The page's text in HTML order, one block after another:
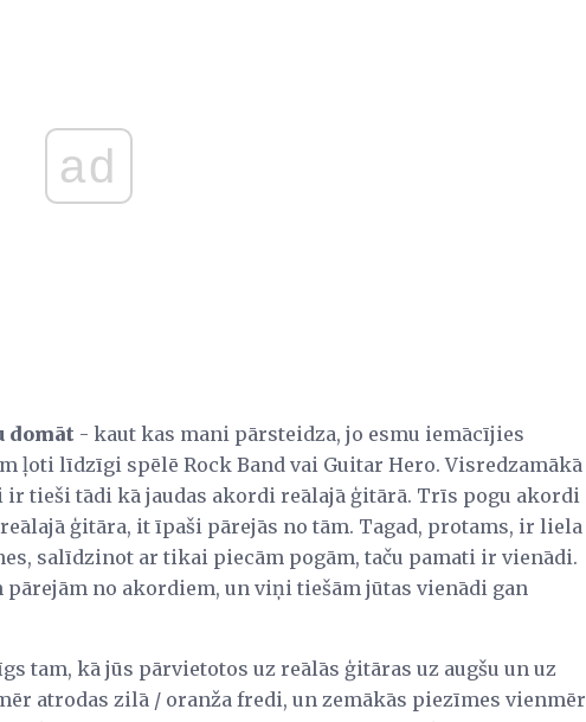
ad
domāt - kaut kas mani pārsteidza, jo esmu iemācījies
ļoti līdzīgi spēlē Rock Band vai Guitar Hero. Visredzamākā
tieši tādi kā jaudas akordi reālajā ģitārā. Trīs pogu akordi
ģitāra, it īpaši pārejās no tām. Tagad, protams, ir liela
salīdzinot ar tikai piecām pogām, taču pamati ir vienādi.
no akordiem, un viņi tiešām jūtas vienādi gan
tam, kā jūs pārvietotos uz reālās ģitāras uz augšu un uz
atrodas zilā / oranža fredi, un zemākās piezīmes vienmēr